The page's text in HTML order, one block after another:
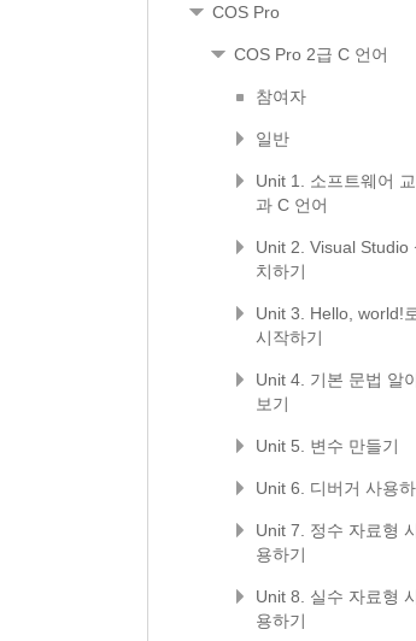
COS Pro
COS Pro 2급 C 언어
참여자
일반
Unit 1. 소프트웨어
과 C 언어
Unit 2. Visual Studio
치하기
Unit 3. Hello, world!
시작하기
Unit 4. 기본 문법 알
보기
Unit 5. 변수 만들기
Unit 6. 디버거 사용
Unit 7. 정수 자료형
용하기
Unit 8. 실수 자료형
용하기